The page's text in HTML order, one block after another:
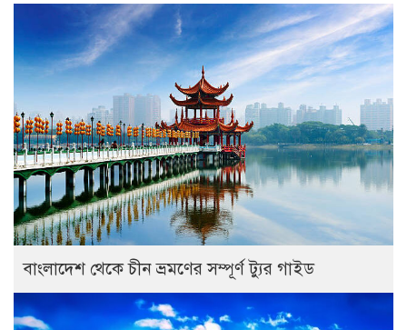
বাংলাদেশ থেকে চীন ভ্রমণের সম্পূর্ণ ট্যুর গাইড